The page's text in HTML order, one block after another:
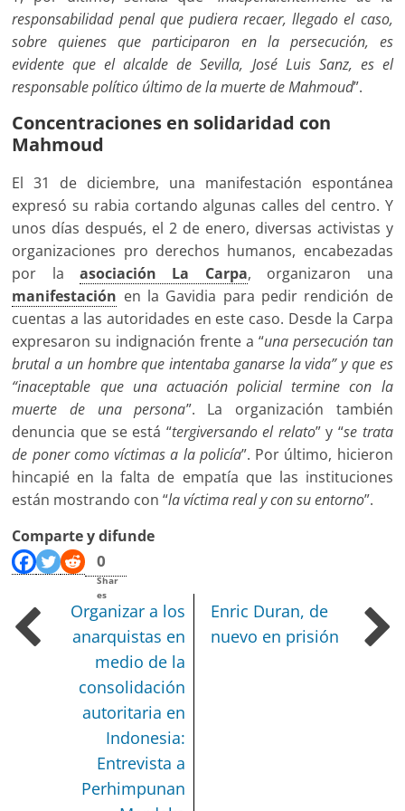
responsabilidad penal que pudiera recaer, llegado el caso,
sobre quienes que participaron en la persecución, es
evidente que el alcalde de Sevilla, José Luis Sanz, es el
responsable político último de la muerte de Mahmoud”.
Concentraciones en solidaridad con
Mahmoud
El 31 de diciembre, una manifestación espontánea
expresó su rabia cortando algunas calles del centro. Y
unos días después, el 2 de enero, diversas activistas y
organizaciones pro derechos humanos, encabezadas
por laasociación La Carpa, organizaron una
manifestación en la Gavidia para pedir rendición de
cuentas a las autoridades en este caso. Desde la Carpa
expresaron su indignación frente a “una persecución tan
brutal a un hombre que intentaba ganarse la vida” y que es
“inaceptable que una actuación policial termine con la
muerte de una persona”. La organización también
denuncia que se está “tergiversando el relato” y “se trata
de poner como víctimas a la policía”. Por último, hicieron
hincapié en la falta de empatía que las instituciones
están mostrando con “la víctima real y con su entorno”.
Comparte y difunde
0
Shar
es
Organizar a los
anarquistas en
medio de la
consolidación
autoritaria en
Indonesia:
Entrevista a
Perhimpunan
Enric Duran, de
nuevo en prisión